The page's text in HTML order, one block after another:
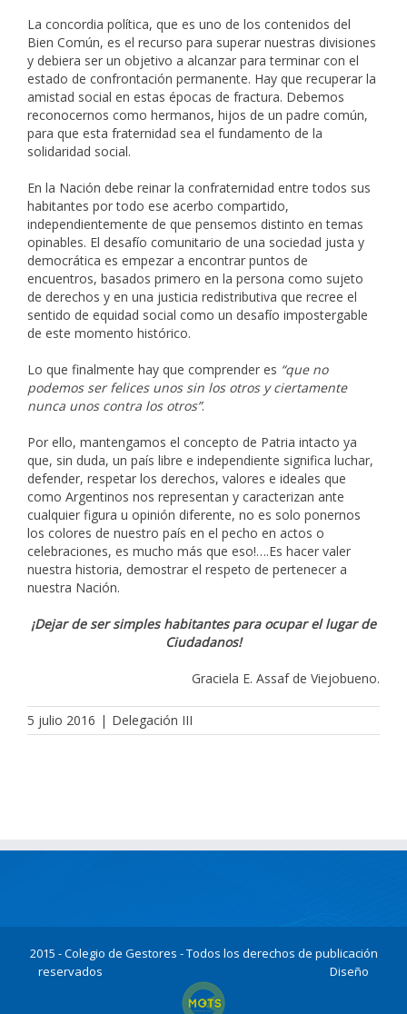
La concordia política, que es uno de los contenidos del
Bien Común, es el recurso para superar nuestras divisiones
y debiera ser un objetivo a alcanzar para terminar con el
estado de confrontación permanente. Hay que recuperar la
amistad social en estas épocas de fractura. Debemos
reconocernos como hermanos, hijos de un padre común,
para que esta fraternidad sea el fundamento de la
solidaridad social.
En la Nación debe reinar la confraternidad entre todos sus
habitantes por todo ese acerbo compartido,
independientemente de que pensemos distinto en temas
opinables. El desafío comunitario de una sociedad justa y
democrática es empezar a encontrar puntos de
encuentros, basados primero en la persona como sujeto
de derechos y en una justicia redistributiva que recree el
sentido de equidad social como un desafío impostergable
de este momento histórico.
Lo que finalmente hay que comprender es “que no
podemos ser felices unos sin los otros y ciertamente
nunca unos contra los otros”.
Por ello, mantengamos el concepto de Patria intacto ya
que, sin duda, un país libre e independiente significa luchar,
defender, respetar los derechos, valores e ideales que
como Argentinos nos representan y caracterizan ante
cualquier figura u opinión diferente, no es solo ponernos
los colores de nuestro país en el pecho en actos o
celebraciones, es mucho más que eso!….Es hacer valer
nuestra historia, demostrar el respeto de pertenecer a
nuestra Nación.
¡Dejar de ser simples habitantes para ocupar el lugar de
Ciudadanos!
Graciela E. Assaf de Viejobueno.
5 julio 2016 | Delegación III
2015 - Colegio de Gestores - Todos los derechos de publicación
reservados
Diseño